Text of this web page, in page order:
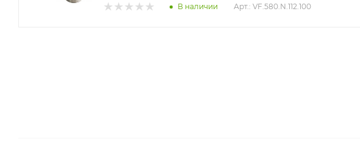
В наличии Арт.: VF.580.N.112.100